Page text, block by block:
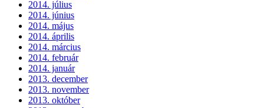
2014. július
2014. június
2014. május
2014. április
2014. március
2014. február
2014. január
2013. december
2013. november
2013. október